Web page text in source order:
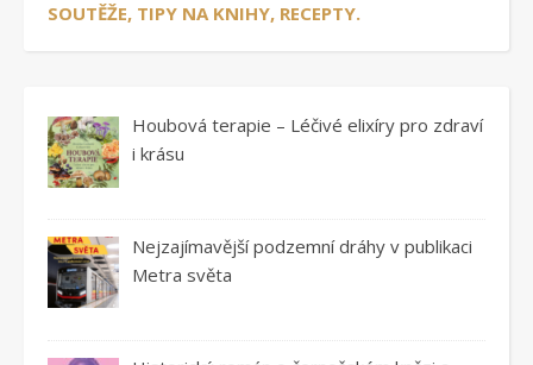
SOUTĚŽE, TIPY NA KNIHY, RECEPTY.
Houbová terapie – Léčivé elixíry pro zdraví
i krásu
Nejzajímavější podzemní dráhy v publikaci
Metra světa